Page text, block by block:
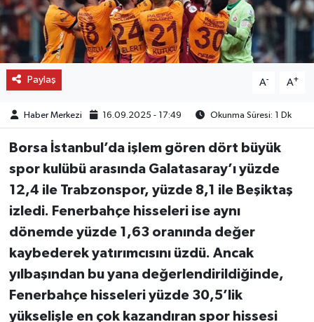
Paylaş A- A+
Haber Merkezi 16.09.2025 - 17:49 Okunma Süresi: 1 Dk
Borsa İstanbul’da işlem gören dört büyük
spor kulübü arasında Galatasaray’ı yüzde
12,4 ile Trabzonspor, yüzde 8,1 ile Beşiktaş
izledi. Fenerbahçe hisseleri ise aynı
dönemde yüzde 1,63 oranında değer
kaybederek yatırımcısını üzdü. Ancak
yılbaşından bu yana değerlendirildiğinde,
Fenerbahçe hisseleri yüzde 30,5’lik
yükselişle en çok kazandıran spor hissesi